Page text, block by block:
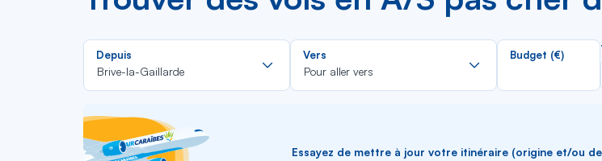
Depuis
Brive-la-Gaillarde
Rechercher
dans
la
Vers
Pour aller vers
Rechercher
la
Budget (€)
Essayez de mettre à jour votre itinéraire (origine et/ou